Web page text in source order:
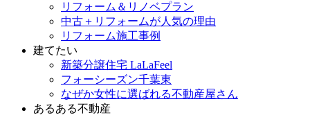
リフォーム＆リノベプラン
中古＋リフォームが人気の理由
リフォーム施工事例
建てたい
新築分譲住宅 LaLaFeel
フォーシーズン千葉東
なぜか女性に選ばれる不動産屋さん
あるある不動産